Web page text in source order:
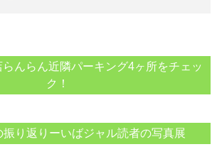
んらん近隣パーキング4ヶ所をチェッ
ク！
振り返りーいばジャル読者の写真展